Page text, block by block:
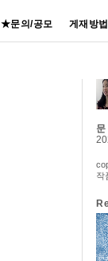
★문의/공모 게재방
작